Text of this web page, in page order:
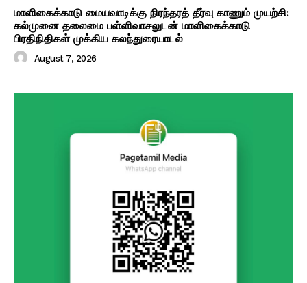
மாளிகைக்காடு மையவாடிக்கு நிரந்தரத் தீர்வு காணும் முயற்சி:
கல்முனை தலைமை பள்ளிவாசலுடன் மாளிகைக்காடு
பிரதிநிதிகள் முக்கிய கலந்துரையாடல்
August 7, 2026